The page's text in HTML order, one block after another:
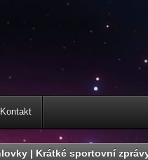
Kontakt
| Krátké sportovní